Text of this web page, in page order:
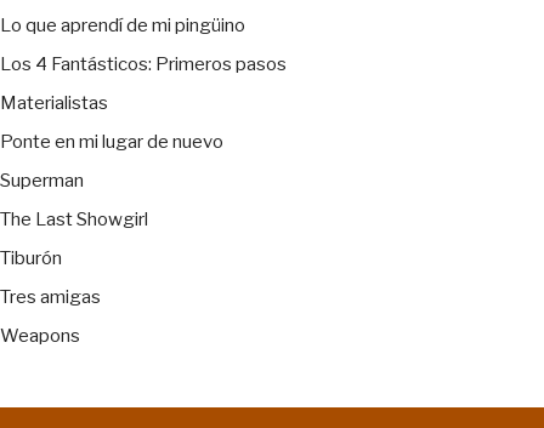
Lo que aprendí de mi pingüino
Los 4 Fantásticos: Primeros pasos
Materialistas
Ponte en mi lugar de nuevo
Superman
The Last Showgirl
Tiburón
Tres amigas
Weapons